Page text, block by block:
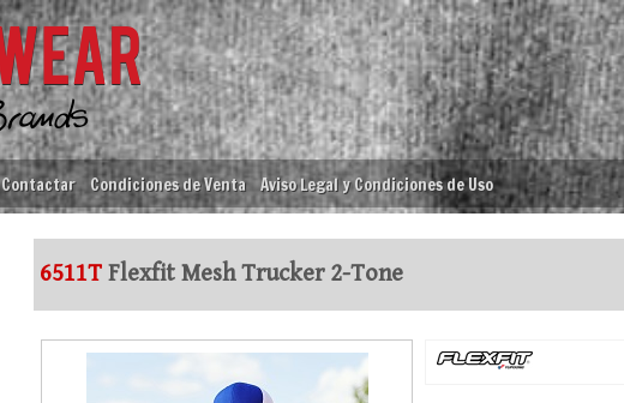
Contactar Condiciones de Venta Aviso Legal y Condiciones de Uso
6511T Flexfit Mesh Trucker 2-Tone